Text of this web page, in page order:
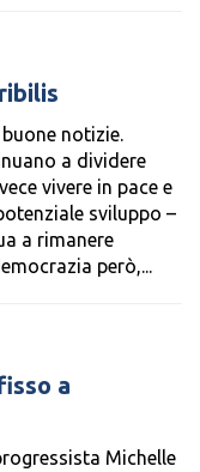
notizie.
a dividere
vivere in pace e
sviluppo –
a rimanere
però,...
a
Michelle